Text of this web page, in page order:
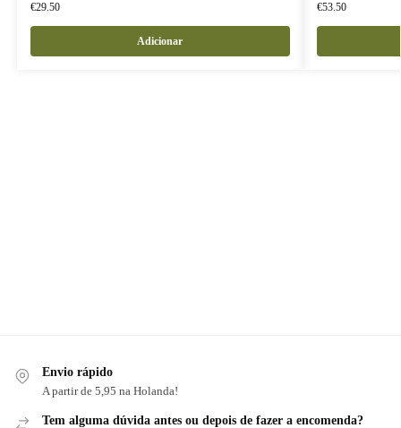
€29.50
Adicionar
€53.50
Envio rápido
A partir de 5,95 na Holanda!
Tem alguma dúvida antes ou depois de fazer a encomenda?